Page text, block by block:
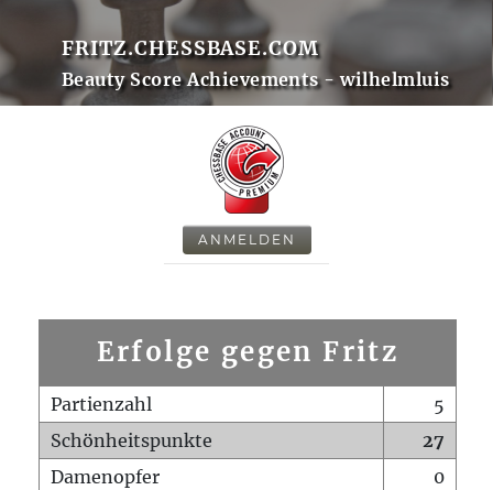
FRITZ.CHESSBASE.COM
Beauty Score Achievements - wilhelmluis
ANMELDEN
Erfolge gegen Fritz
Partienzahl
5
Schönheitspunkte
27
Damenopfer
0